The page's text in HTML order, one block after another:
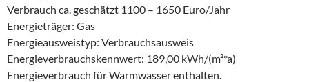
Verbrauch ca. geschätzt 1100 – 1650 Euro/Jahr
Energieträger: Gas
Energieausweistyp: Verbrauchsausweis
Energieverbrauchskennwert: 189,00 kWh/(m²*a)
Energieverbrauch für Warmwasser enthalten.